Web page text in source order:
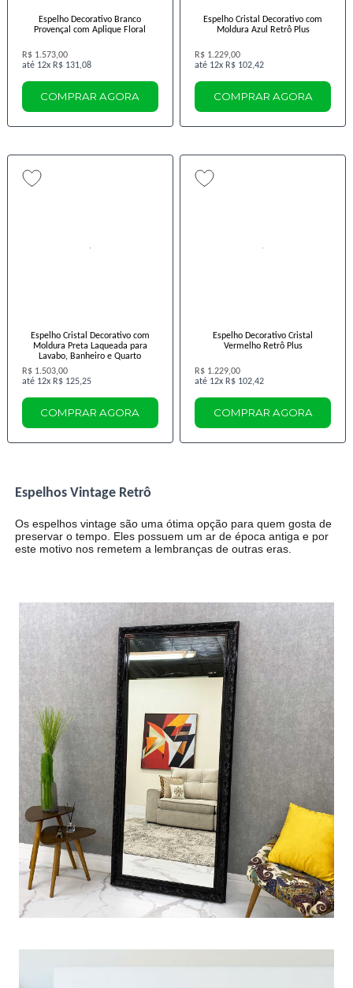
Espelho Decorativo Branco
Provençal com Aplique Floral
R$ 1.573,00
12x R$ 131,08
COMPRAR AGORA
Espelho Cristal Decorativo com
Moldura Azul Retrô Plus
R$ 1.229,00
12x R$ 102,42
COMPRAR AGORA
Espelho Cristal Decorativo com
Moldura Preta Laqueada para
Lavabo, Banheiro e Quarto
R$ 1.503,00
12x R$ 125,25
COMPRAR AGORA
Espelho Decorativo Cristal
Vermelho Retrô Plus
R$ 1.229,00
12x R$ 102,42
COMPRAR AGORA
Espelhos Vintage Retrô
Os espelhos vintage são uma ótima opção para quem gosta de
preservar o tempo. Eles possuem um ar de época antiga e por
este motivo nos remetem a lembranças de outras eras.